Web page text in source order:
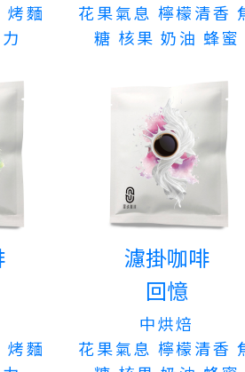
烤麵
花果氣息 檸檬清香
糖 核果 奶油 蜂蜜
烤麵
濾掛咖啡
回憶
中烘焙
花果氣息 檸檬清香